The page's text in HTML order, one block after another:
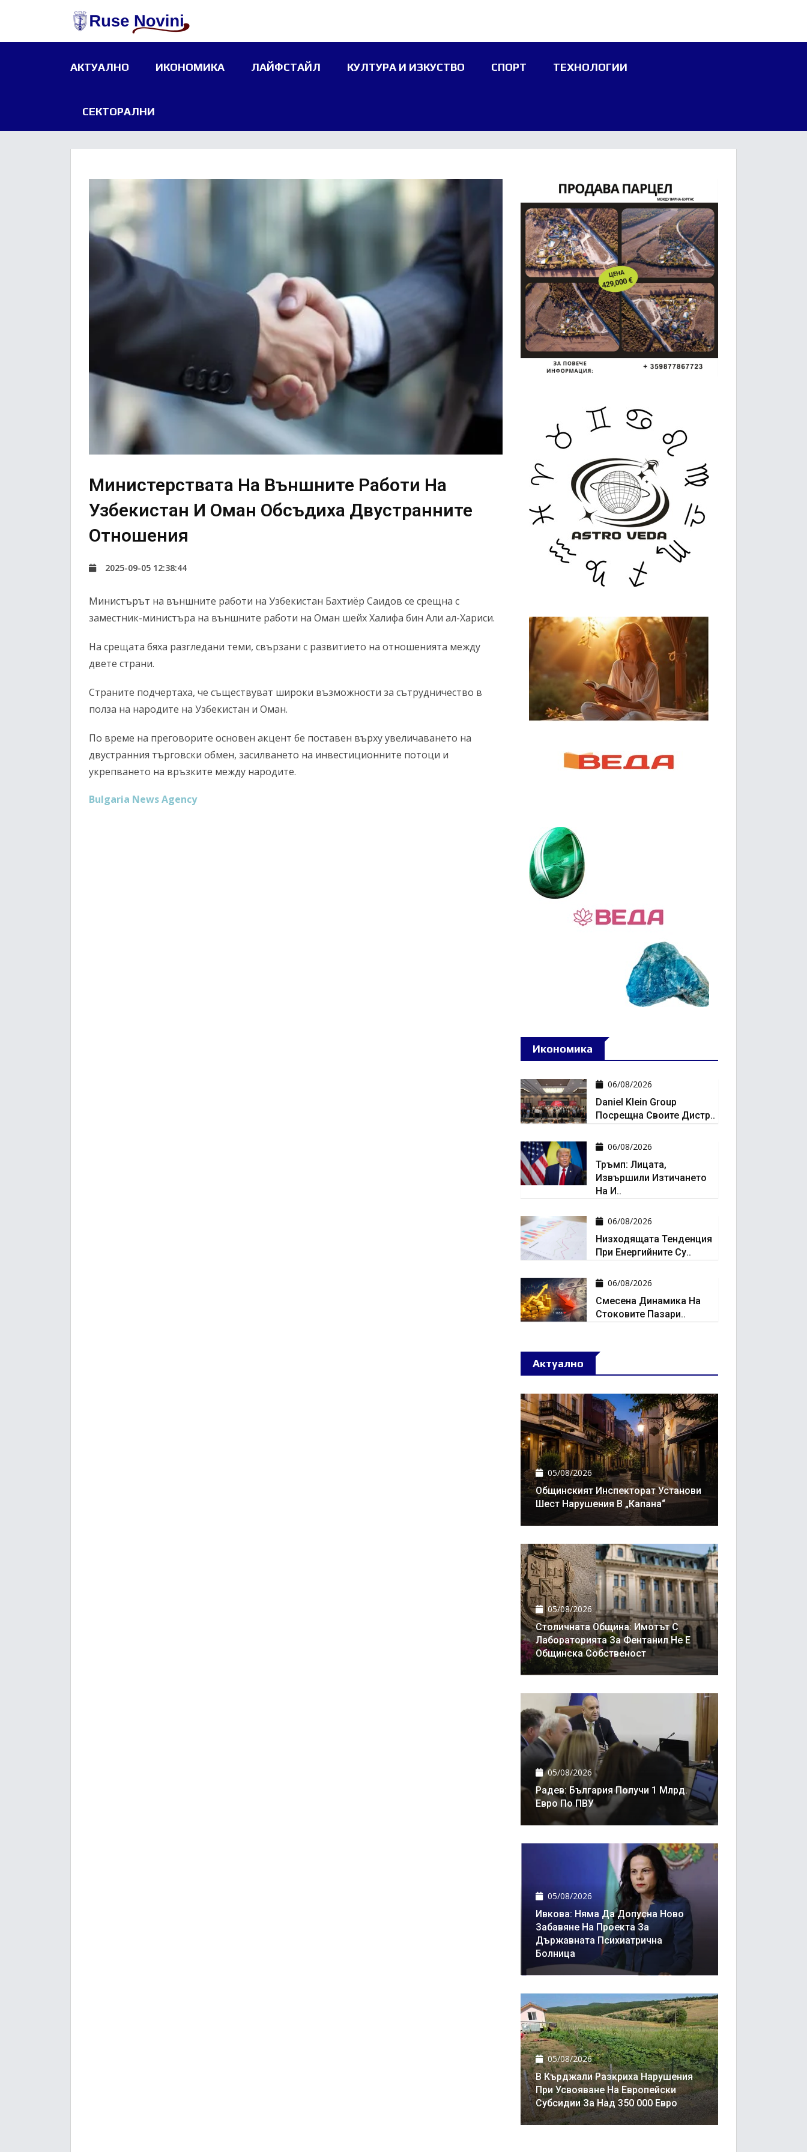
АКТУАЛНО ИКОНОМИКА ЛАЙФСТАЙЛ КУЛТУРА И ИЗКУСТВО СПОРТ ТЕХНОЛОГИИ
СЕКТОРАЛНИ
Министерствата На Външните Работи На
Узбекистан И Оман Обсъдиха Двустранните
Отношения
2025-09-05 12:38:44
Министърът на външните работи на Узбекистан Бахтиёр Саидов се срещна с
заместник-министъра на външните работи на Оман шейх Халифа бин Али ал-Хариси.
На срещата бяха разгледани теми, свързани с развитието на отношенията между
двете страни.
Страните подчертаха, че съществуват широки възможности за сътрудничество в
полза на народите на Узбекистан и Оман.
По време на преговорите основен акцент бе поставен върху увеличаването на
двустранния търговски обмен, засилването на инвестиционните потоци и
укрепването на връзките между народите.
Bulgaria News Agency
Икономика
06/08/2026
Daniel Klein Group
Посрещна Своите Дистр..
06/08/2026
Тръмп: Лицата,
Извършили Изтичането
На И..
06/08/2026
Низходящата Тенденция
При Енергийните Су..
06/08/2026
Смесена Динамика На
Стоковите Пазари..
Актуално
05/08/2026
Общинският Инспекторат Установи
Шест Нарушения В „Капана“
05/08/2026
Столичната Община: Имотът С
Лабораторията За Фентанил Не Е
Общинска Собственост
05/08/2026
Радев: България Получи 1 Млрд.
Евро По ПВУ
05/08/2026
Ивкова: Няма Да Допусна Ново
Забавяне На Проекта За
Държавната Психиатрична
Болница
05/08/2026
В Кърджали Разкриха Нарушения
При Усвояване На Европейски
Субсидии За Над 350 000 Евро